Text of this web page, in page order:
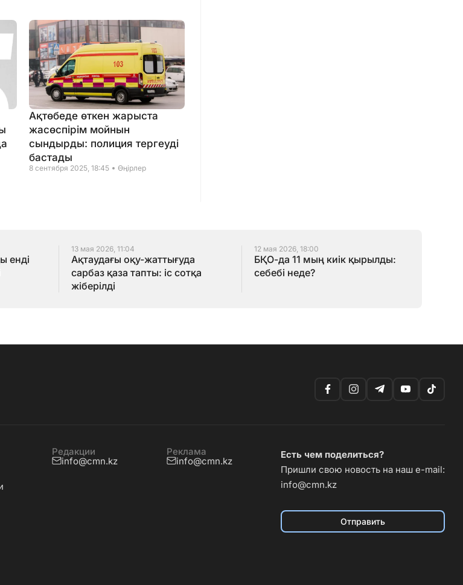
Ақтөбеде өткен жарыста
жасөспірім мойнын
сындырды: полиция тергеуді
бастады
8 сентября 2025, 18:45 Өңірлер
енді
13 мая 2026, 11:04
Ақтаудағы оқу-жаттығуда
сарбаз қаза тапты: іс сотқа
жіберілді
12 мая 2026, 18:00
БҚО-да 11 мың киік қырылды:
себебі неде?
Редакции
info@cmn.kz
Реклама
info@cmn.kz
Есть чем поделиться?
Пришли свою новость на наш e-mail:
info@cmn.kz
Отправить